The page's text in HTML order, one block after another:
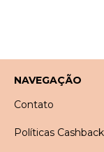
NAVEGAÇÃO
Contato
Políticas Cashback